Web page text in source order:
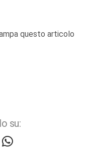
questo articolo
su: